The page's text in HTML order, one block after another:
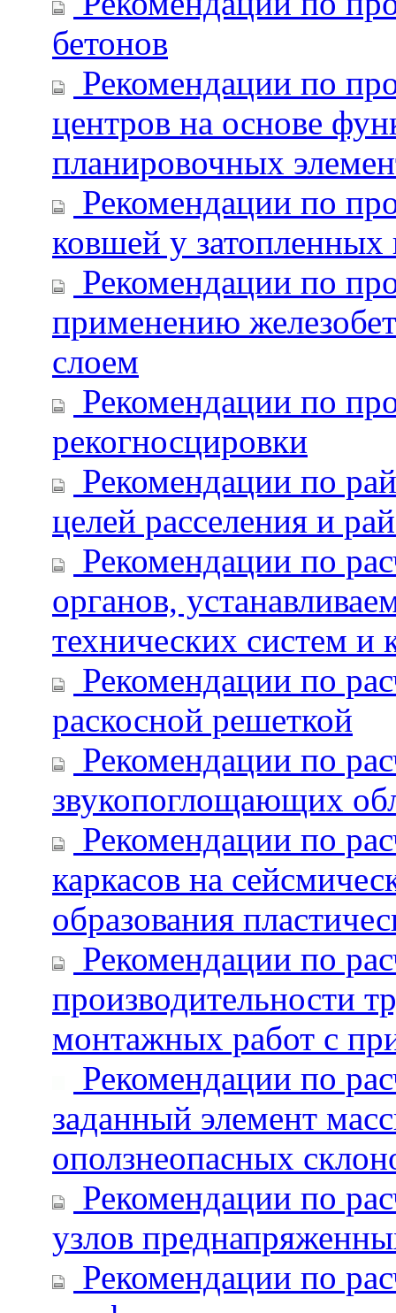
бетонов
Рекомендации по
центров на основе
планировочных
Рекомендации по
ковшей у
Рекомендации по
применению
слоем
Рекомендации по
рекогносцировки
Рекомендации по
целей расселения и
Рекомендации по
органов,
технических систем и
Рекомендации по
раскосной решеткой
Рекомендации по
звукопоглощающих
Рекомендации по
каркасов на
образования
Рекомендации по
производительности
монтажных работ с
Рекомендации по
заданный элемент
оползнеопасных
Рекомендации по
узлов
Рекомендации по